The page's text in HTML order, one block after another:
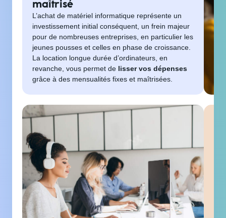
maîtrisé
L’achat de matériel informatique représente un
investissement initial conséquent, un frein majeur
pour de nombreuses entreprises, en particulier les
jeunes pousses et celles en phase de croissance.
La location longue durée d’ordinateurs, en
revanche, vous permet de lisser vos dépenses
grâce à des mensualités fixes et maîtrisées.